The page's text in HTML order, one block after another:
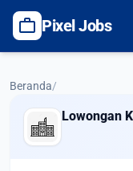
work Pixel Jobs
Beranda/
Lowongan